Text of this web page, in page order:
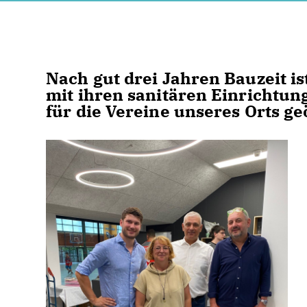
Nach gut drei Jahren Bauzeit
mit ihren sanitären
für die Vereine unseres Orts